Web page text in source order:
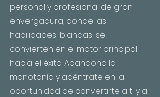
personal y profesional de gran
envergadura, donde las
habilidades 'blandas' se
convierten en el motor principal
hacia el éxito. Abandona la
monotonía y adéntrate en la
oportunidad de convertirte a ti y a